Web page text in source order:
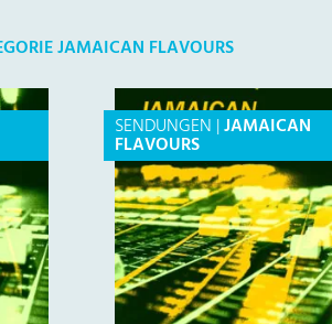
JAMAICAN FLAVOURS
SENDUNGEN |JAMAICAN
FLAVOURS